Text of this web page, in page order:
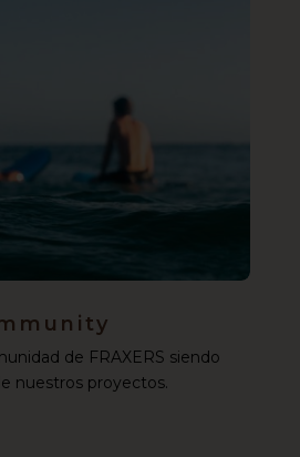
de FRAXERS siendo
nuestros proyectos.